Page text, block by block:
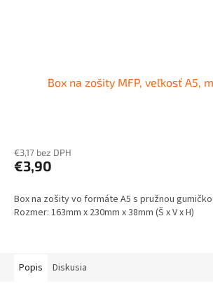
Box na zošity MFP, veľkosť A5,
€3,17 bez DPH
€3,90
Box na zošity vo formáte A5 s pružnou
Rozmer: 163mm x 230mm x 38mm (Š x V x H)
Popis Diskusia